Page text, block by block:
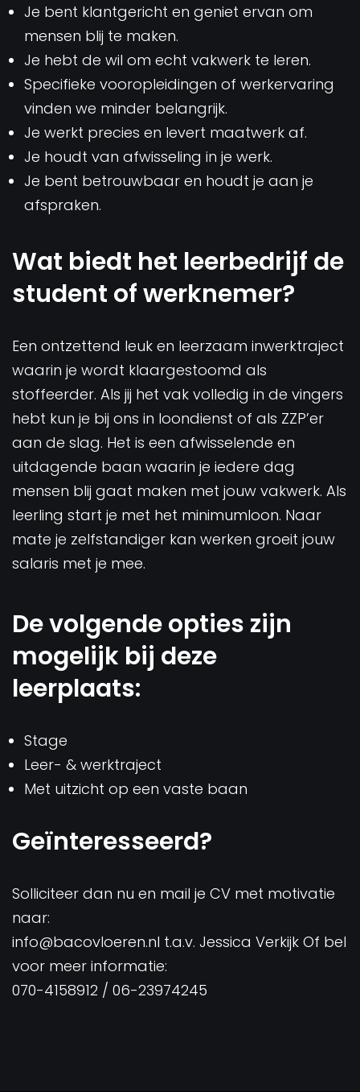
Je bent klantgericht en geniet ervan om
mensen blij te maken.
Je hebt de wil om echt vakwerk te leren.
Specifieke vooropleidingen of werkervaring
vinden we minder belangrijk.
Je werkt precies en levert maatwerk af.
Je houdt van afwisseling in je werk.
Je bent betrouwbaar en houdt je aan je
afspraken.
Wat biedt het leerbedrijf de
student of werknemer?
Een ontzettend leuk en leerzaam inwerktraject
waarin je wordt klaargestoomd als
stoffeerder. Als jij het vak volledig in de vingers
hebt kun je bij ons in loondienst of als ZZP’er
aan de slag. Het is een afwisselende en
uitdagende baan waarin je iedere dag
mensen blij gaat maken met jouw vakwerk. Als
leerling start je met het minimumloon. Naar
mate je zelfstandiger kan werken groeit jouw
salaris met je mee.
De volgende opties zijn
mogelijk bij deze
leerplaats:
Stage
Leer- & werktraject
Met uitzicht op een vaste baan
Geïnteresseerd?
Solliciteer dan nu en mail je CV met motivatie
naar:
info@bacovloeren.nl t.a.v. Jessica Verkijk Of bel
voor meer informatie:
070-4158912 / 06-23974245